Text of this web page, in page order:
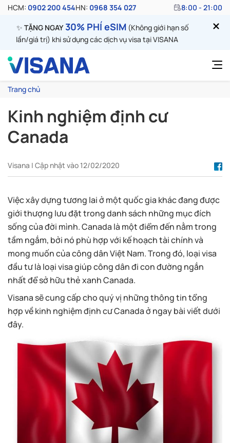
HCM: 0902 200 454HN: 0968 354 027 8:00 - 21:00
✨ TẶNG NGAY30% PHÍ eSIM (Không giới hạn số
lần/giá trị) khi sử dụng các dịch vụ visa tại VISANA
Trang chủ
Kinh nghiệm định cư
Canada
Visana | Cập nhật vào 12/02/2020
Việc xây dựng tương lai ở một quốc gia khác đang được
giới thượng lưu đặt trong danh sách những mục đích
sống của đời mình. Canada là một điểm đến nằm trong
tầm ngắm, bởi nó phù hợp với kế hoạch tài chính và
mong muốn của công dân Việt Nam. Trong đó, loại visa
đầu tư là loại visa giúp công dân đi con đường ngắn
nhất để sở hữu thẻ xanh Canada.
Visana sẽ cung cấp cho quý vị những thông tin tổng
hợp về kinh nghiệm định cư Canada ở ngay bài viết dưới
đây.